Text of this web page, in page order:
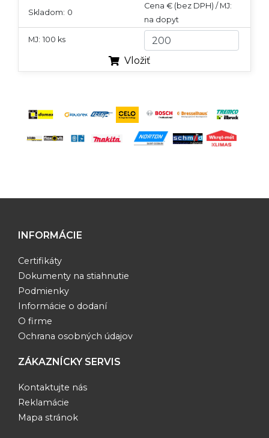
Skladom: 0
Cena € (bez DPH) / MJ:
na dopyt
MJ: 100 ks
Vložiť
INFORMÁCIE
Certifikáty
Dokumenty na stiahnutie
Podmienky
Informácie o dodaní
O firme
Ochrana osobných údajov
ZÁKAZNÍCKY SERVIS
Kontaktujte nás
Reklamácie
Mapa stránok